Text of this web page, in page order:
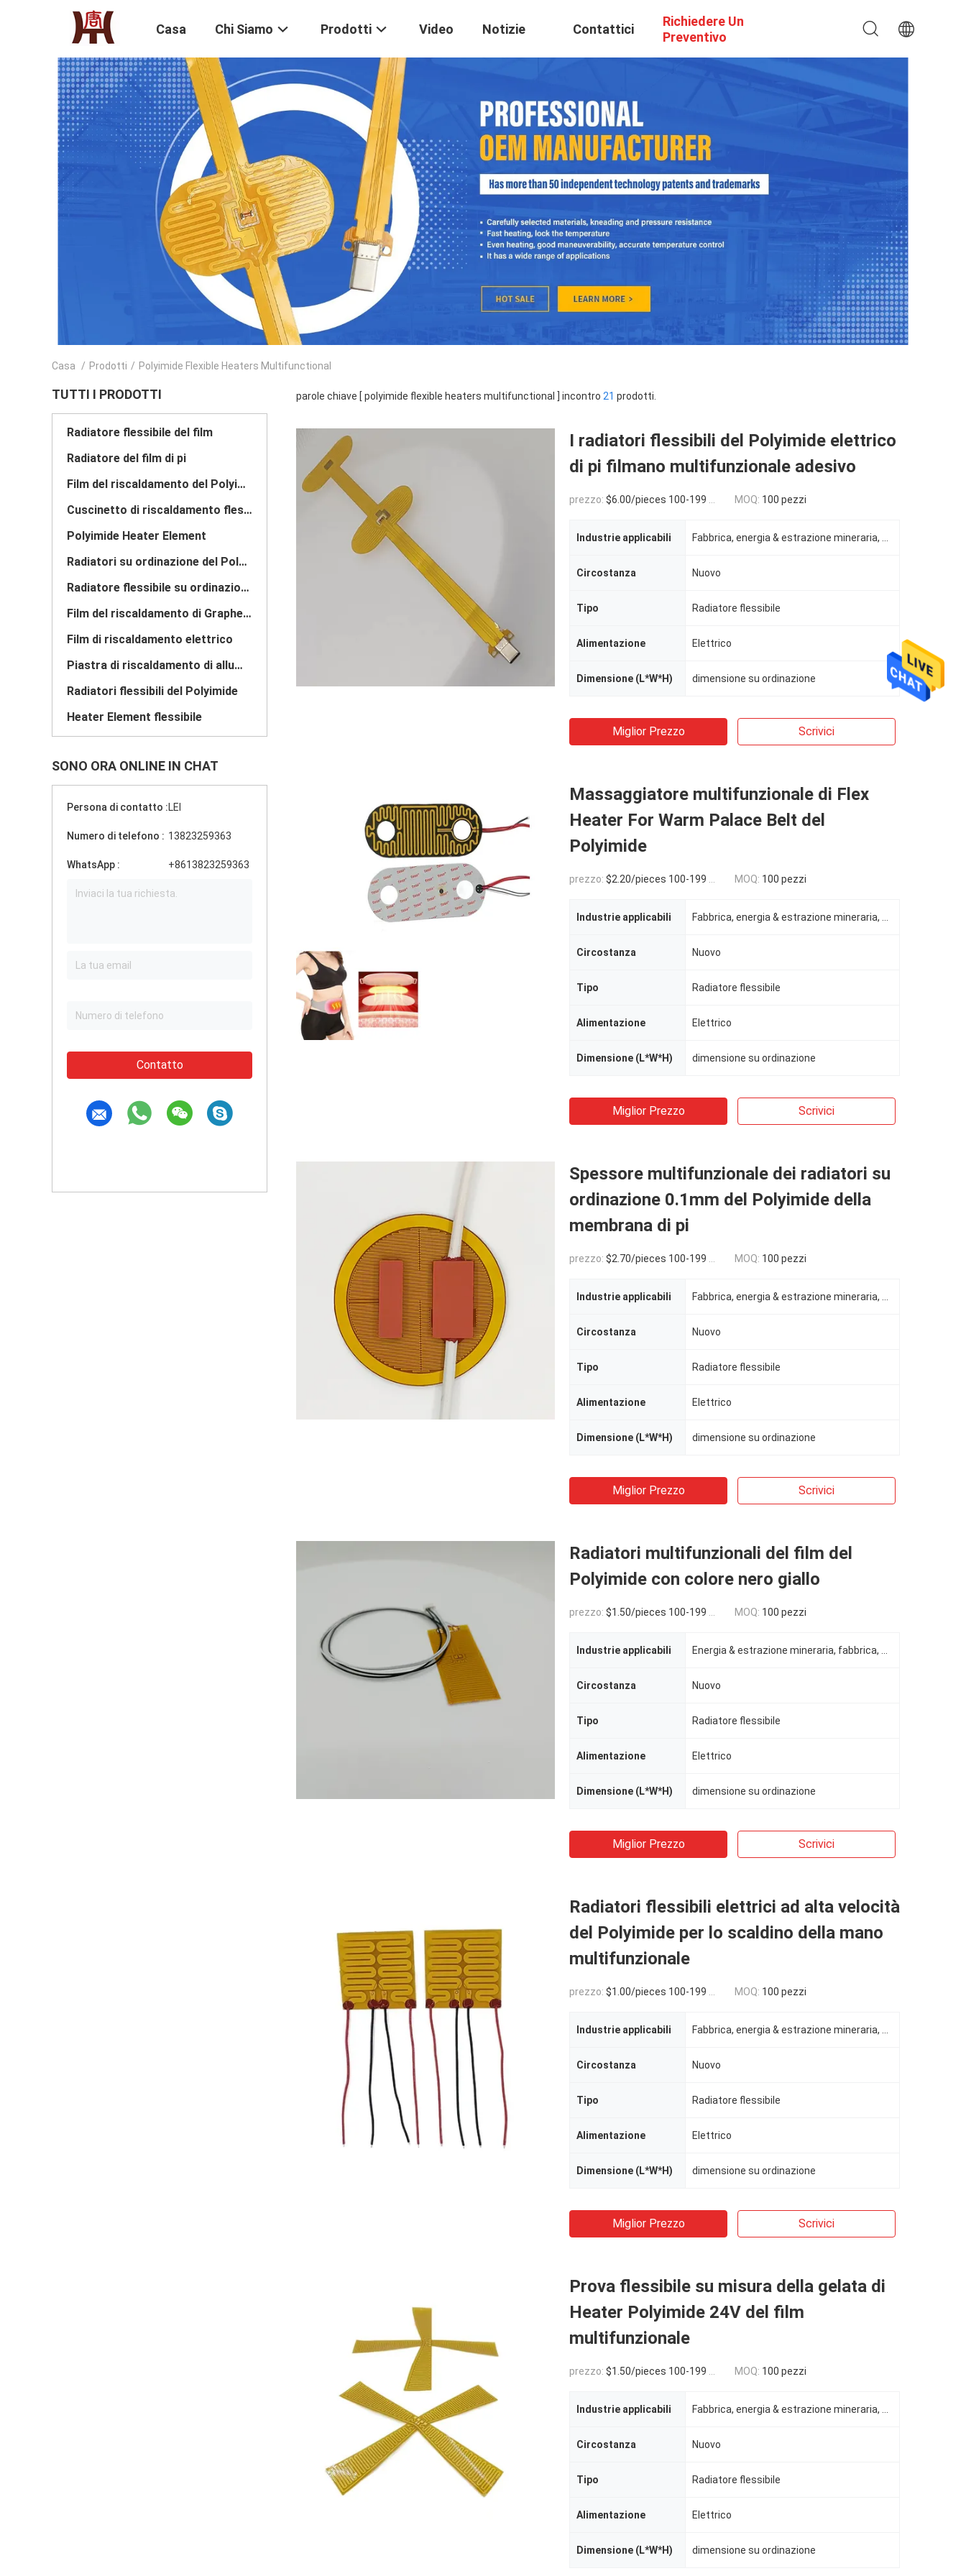
Casa Chi Siamo Prodotti Video Notizie Contattici
Richiedere Un
Preventivo
Casa / Prodotti / Polyimide Flexible Heaters Multifunctional
TUTTI I PRODOTTI
Radiatore flessibile del film
Radiatore del film di pi
Film del riscaldamento del Polyimide
Cuscinetto di riscaldamento flessibile
Polyimide Heater Element
Radiatori su ordinazione del Polyimide
Radiatore flessibile su ordinazione
Film del riscaldamento di Graphene
Film di riscaldamento elettrico
Piastra di riscaldamento di alluminio
Radiatori flessibili del Polyimide
Heater Element flessibile
SONO ORA ONLINE IN CHAT
Persona di contatto :LEI
Numero di telefono : 13823259363
WhatsApp : +8613823259363
Contatto
parole chiave [ polyimide flexible heaters multifunctional ] incontro 21 prodotti.
I radiatori flessibili del Polyimide elettrico
di pi filmano multifunzionale adesivo
prezzo: $6.00/pieces 100-199 pieces MOQ: 100 pezzi
Industrie applicabili
Circostanza Nuovo
Tipo Radiatore flessibile
Alimentazione Elettrico
Dimensione (L*W*H) dimensione su ordinazione
Miglior Prezzo Scrivici
Massaggiatore multifunzionale di Flex
Heater For Warm Palace Belt del
Polyimide
prezzo: $2.20/pieces 100-199 pieces MOQ: 100 pezzi
Industrie applicabili
Circostanza Nuovo
Tipo Radiatore flessibile
Alimentazione Elettrico
Dimensione (L*W*H) dimensione su ordinazione
Miglior Prezzo Scrivici
Spessore multifunzionale dei radiatori su
ordinazione 0.1mm del Polyimide della
membrana di pi
prezzo: $2.70/pieces 100-199 pieces MOQ: 100 pezzi
Industrie applicabili
Circostanza Nuovo
Tipo Radiatore flessibile
Alimentazione Elettrico
Dimensione (L*W*H) dimensione su ordinazione
Miglior Prezzo Scrivici
Radiatori multifunzionali del film del
Polyimide con colore nero giallo
prezzo: $1.50/pieces 100-199 pieces MOQ: 100 pezzi
Industrie applicabili
Circostanza Nuovo
Tipo Radiatore flessibile
Alimentazione Elettrico
Dimensione (L*W*H) dimensione su ordinazione
Miglior Prezzo Scrivici
Radiatori flessibili elettrici ad alta velocità
del Polyimide per lo scaldino della mano
multifunzionale
prezzo: $1.00/pieces 100-199 pieces MOQ: 100 pezzi
Industrie applicabili
Circostanza Nuovo
Tipo Radiatore flessibile
Alimentazione Elettrico
Dimensione (L*W*H) dimensione su ordinazione
Miglior Prezzo Scrivici
Prova flessibile su misura della gelata di
Heater Polyimide 24V del film
multifunzionale
prezzo: $1.50/pieces 100-199 pieces MOQ: 100 pezzi
Industrie applicabili
Circostanza Nuovo
Tipo Radiatore flessibile
Alimentazione Elettrico
Dimensione (L*W*H) dimensione su ordinazione